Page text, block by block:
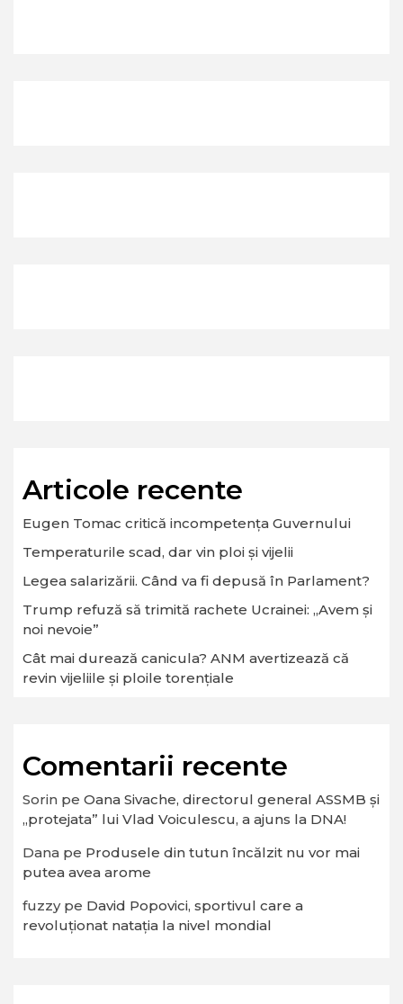
Articole recente
Eugen Tomac critică incompetența Guvernului
Temperaturile scad, dar vin ploi și vijelii
Legea salarizării. Când va fi depusă în Parlament?
Trump refuză să trimită rachete Ucrainei: „Avem și
noi nevoie”
Cât mai durează canicula? ANM avertizează că
revin vijeliile și ploile torențiale
Comentarii recente
Sorin pe Oana Sivache, directorul general ASSMB și
„protejata” lui Vlad Voiculescu, a ajuns la DNA!
Dana pe Produsele din tutun încălzit nu vor mai
putea avea arome
fuzzype David Popovici, sportivul care a
revoluționat natația la nivel mondial